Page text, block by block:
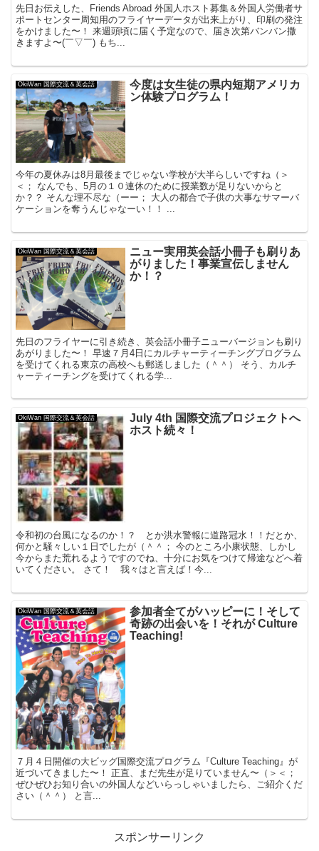
先日お伝えした、Friends Abroad 外国人ホスト募集＆外国人労働者サ
ポートセンター周知用のフライヤーデータが出来上がり、印刷の発注
をかけました〜！ 来週頭頃に届く予定なので、届き次第バンバン撒
きますよ〜(￣▽￣) もち...
OkiWan 国際交流＆英会話
今度は女生徒の県内短期アメリカ
ン体験プログラム！
今年の夏休みは8月最後までじゃない学校が大半らしいですね（＞
＜； なんでも、5月の１０連休のために授業数が足りないからと
か？？ そんな理不尽な（ーー； 大人の都合で子供の大事なサマーバ
ケーションを奪うんじゃなーい！！ ...
OkiWan 国際交流＆英会話
ニュー実用英会話小冊子も刷りあ
がりました！事業宣伝しません
か！？
先日のフライヤーに引き続き、英会話小冊子ニューバージョンも刷り
あがりました〜！ 早速７月4日にカルチャーティーチングプログラム
を受けてくれる東京の高校へも郵送しました（＾＾） そう、カルチ
ャーティーチングを受けてくれる学...
OkiWan 国際交流＆英会話
July 4th 国際交流プロジェクトへ
ホスト続々！
令和初の台風になるのか！？ とか洪水警報に道路冠水！！だとか、
何かと騒々しい１日でしたが（＾＾； 今のところ小康状態、しかし
今からまた荒れるようですのでね、十分にお気をつけて帰途などへ着
いてください。 さて！ 我々はと言えば！今...
OkiWan 国際交流＆英会話
参加者全てがハッピーに！そして
奇跡の出会いを！それが Culture
Teaching!
７月４日開催の大ビッグ国際交流プログラム『Culture Teaching』が
近づいてきました〜！ 正直、まだ先生が足りていません〜（＞＜；
ぜひぜひお知り合いの外国人などいらっしゃいましたら、ご紹介くだ
さい（＾＾） と言...
スポンサーリンク